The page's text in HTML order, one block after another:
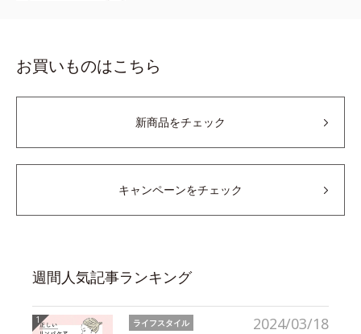
お買いものはこちら
新商品をチェック
キャンペーンをチェック
週間人気記事ランキング
2024/03/18
ライフスタイル